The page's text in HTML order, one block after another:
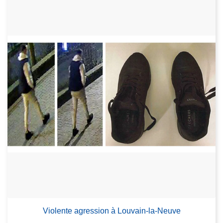
Violente agression à Louvain-la-Neuve